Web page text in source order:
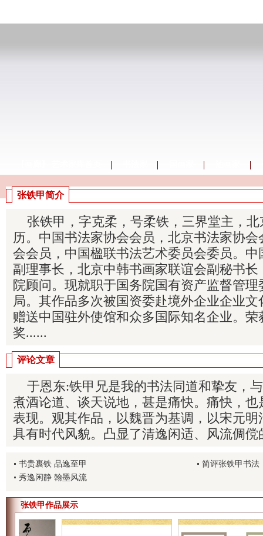
张铁甲简介
张铁甲，字克柔，号柔铁，三界堂主，北
历。中国书法家协会会员，北京书法家协
会会员，中国楹联书法艺术委员会委员。
副理事长，北京中韩书画家联谊会副秘书
院顾问。现就职于国务院国有资产监督管
局。其作品多次被国资委赴境外企业企业
赠送中国驻外使馆和众多国际知名企业。
奖......
评论文章
于恩东:铁甲兄是我的书法同道和挚友，
煮酒论道、谈天说地，甚是痛快。痛快，
表现。观其作品，以魏晋为基调，以宋元
具有时代风貌。凸显了清逸闲适、风流倜傥
书贵裹铁 品逸至甲
简评张铁甲书法
秀逸闲静 翰墨风流
张铁甲作品展示